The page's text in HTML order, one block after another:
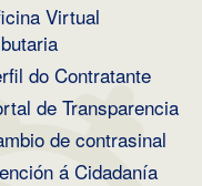
Virtual
do Contratante
de Transparencia
de contrasinal
á Cidadanía